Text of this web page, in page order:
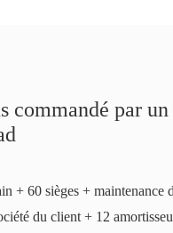
commandé par
+ 60 sièges + maintenance
du client + 12